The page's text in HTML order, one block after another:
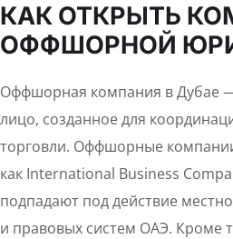
КАК ОТКРЫТЬ
ОФФШОРНОЙ
Оффшорная компания в Дубае
лицо, созданное для
торговли. Оффшорные
как International Business
подпадают под действие
и правовых систем ОАЭ. Кроме